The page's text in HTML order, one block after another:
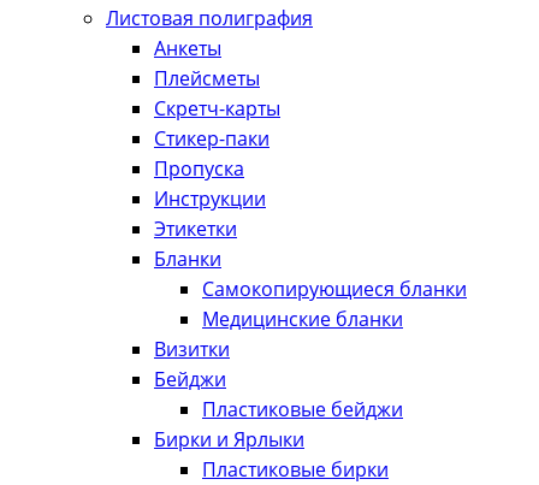
Листовая полиграфия
Анкеты
Плейсметы
Скретч-карты
Стикер-паки
Пропуска
Инструкции
Этикетки
Бланки
Самокопирующиеся бланки
Медицинские бланки
Визитки
Бейджи
Пластиковые бейджи
Бирки и Ярлыки
Пластиковые бирки